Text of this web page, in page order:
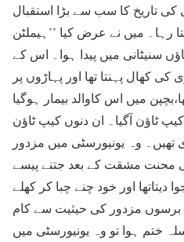
کی تاریخ کا سب سے بڑا استقبال
رہا۔ میں نے عرض کیا ’’ہیملٹن
سنیٹانی میں پیدا ہوا۔ اس کے
کھال پہنتا تھا اور پہاڑوں پر
میں اس کاوالد بیمار ہوگیا
ٹاؤن آگیا۔ ان دنوں کیپ ٹاؤن
تھیں۔ وہ یونیورسٹی میں مزدور
محنت مشقت کے بعد جتنے پیسے
دیتاتھا اور خود چنے چبا کر کھلے
برسوں مزدور کی حیثیت سے کام
ختم ہوا تو وہ یونیورسٹی میں